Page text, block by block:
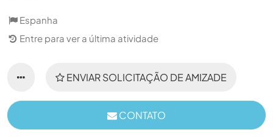
Espanha
Entre para ver a última atividade
ENVIAR SOLICITAÇÃO DE AMIZADE
CONTATO